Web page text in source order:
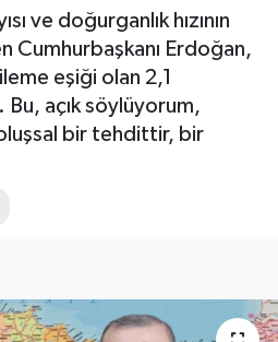
ve doğurganlık hızının
Cumhurbaşkanı Erdoğan,
eşiği olan 2,1
Bu, açık söylüyorum,
bir tehdittir, bir